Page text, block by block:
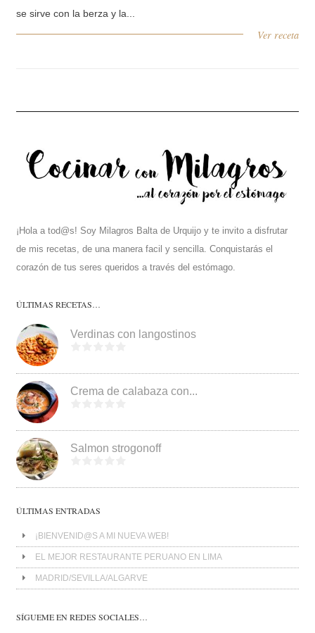
se sirve con la berza y la...
Ver receta
¡Hola a tod@s! Soy Milagros Balta de Urquijo y te invito a disfrutar
de mis recetas, de una manera facil y sencilla. Conquistarás el
corazón de tus seres queridos a través del estómago.
ÚLTIMAS RECETAS…
Verdinas con langostinos
Crema de calabaza con...
Salmon strogonoff
ÚLTIMAS ENTRADAS
¡BIENVENID@S A MI NUEVA WEB!
EL MEJOR RESTAURANTE PERUANO EN LIMA
MADRID/SEVILLA/ALGARVE
SÍGUEME EN REDES SOCIALES…